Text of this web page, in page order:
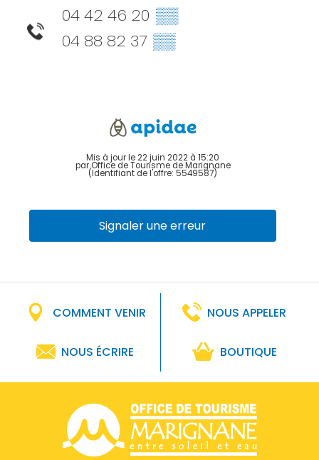
04 42 46 20 ▒▒
04 88 82 37 ▒▒
Mis à jour le 22 juin 2022 à 15:20
par Office de Tourisme de Marignane
(Identifiant de l'offre: 5549587)
Signaler une erreur
COMMENT VENIR NOUS APPELER
NOUS ÉCRIRE BOUTIQUE